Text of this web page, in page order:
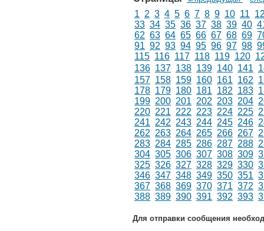
1 2 3 4 5 6 7 8 9 10 11
33 34 35 36 37 38 39 40
62 63 64 65 66 67 68 69
91 92 93 94 95 96 97 98
115 116 117 118 119 120
136 137 138 139 140 141
157 158 159 160 161 162
178 179 180 181 182 183
199 200 201 202 203 204
220 221 222 223 224 225
241 242 243 244 245 246
262 263 264 265 266 267
283 284 285 286 287 288
304 305 306 307 308 309
325 326 327 328 329 330
346 347 348 349 350 351
367 368 369 370 371 372
388 389 390 391 392 393
Для отправки сообщения